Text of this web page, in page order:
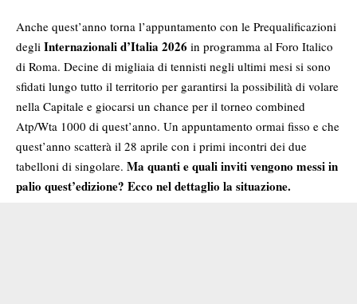
Anche quest’anno torna l’appuntamento con le Prequalificazioni
degli Internazionali d’Italia 2026 in programma al Foro Italico
di Roma. Decine di migliaia di tennisti negli ultimi mesi si sono
sfidati lungo tutto il territorio per garantirsi la possibilità di volare
nella Capitale e giocarsi un chance per il torneo combined
Atp/Wta 1000 di quest’anno. Un appuntamento ormai fisso e che
quest’anno scatterà il 28 aprile con i primi incontri dei due
tabelloni di singolare. Ma quanti e quali inviti vengono messi in
palio quest’edizione? Ecco nel dettaglio la situazione.